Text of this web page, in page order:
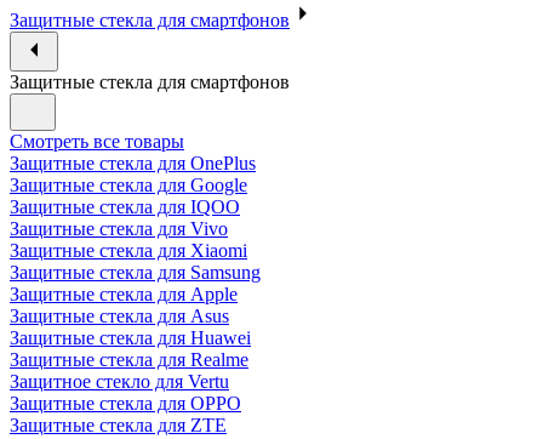
Защитные стекла для смартфонов
Защитные стекла для смартфонов
Смотреть все товары
Защитные стекла для OnePlus
Защитные стекла для Google
Защитные стекла для IQOO
Защитные стекла для Vivo
Защитные стекла для Xiaomi
Защитные стекла для Samsung
Защитные стекла для Apple
Защитные стекла для Asus
Защитные стекла для Huawei
Защитные стекла для Realme
Защитное стекло для Vertu
Защитные стекла для OPPO
Защитные стекла для ZTE